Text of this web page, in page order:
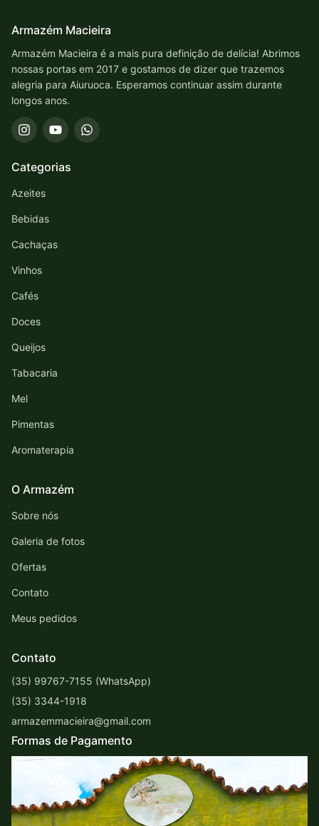
Armazém Macieira
Armazém Macieira é a mais pura definição de delícia! Abrimos
nossas portas em 2017 e gostamos de dizer que trazemos
alegria para Aiuruoca. Esperamos continuar assim durante
longos anos.
Categorias
Azeites
Bebidas
Cachaças
Vinhos
Cafés
Doces
Queijos
Tabacaria
Mel
Pimentas
Aromaterapia
O Armazém
Sobre nós
Galeria de fotos
Ofertas
Contato
Meus pedidos
Contato
(35) 99767-7155 (WhatsApp)
(35) 3344-1918
armazemmacieira@gmail.com
Formas de Pagamento